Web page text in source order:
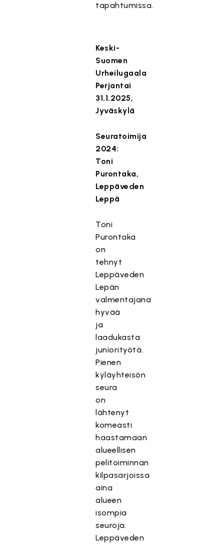
tapahtumissa.
Keski-
Suomen
Urheilugaala
Perjantai
31.1.2025,
Jyväskylä
Seuratoimija
2024:
Toni
Purontaka,
Leppäveden
Leppä
Toni
Purontaka
on
tehnyt
Leppäveden
Lepän
valmentajana
hyvää
ja
laadukasta
juniorityötä.
Pienen
kyläyhteisön
seura
on
lähtenyt
komeasti
haastamaan
alueellisen
pelitoiminnan
kilpasarjoissa
aina
alueen
isompia
seuroja.
Leppäveden